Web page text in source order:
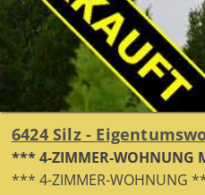
6424 Silz -
*** 4-ZIMMER-WOHNUNG
*** 4-ZIMMER-WOHNUNG